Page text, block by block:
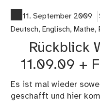
11. September 2009
Deutsch, Englisch, Mathe,
Rückblick
11.09.09 +
Es ist mal wieder
geschafft und hier